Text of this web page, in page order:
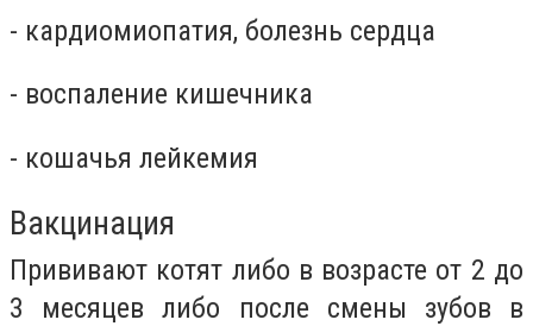
- кардиомиопатия, болезнь сердца
- воспаление кишечника
- кошачья лейкемия
Вакцинация
Прививают котят либо в возрасте от 2 до
3 месяцев либо после смены зубов в